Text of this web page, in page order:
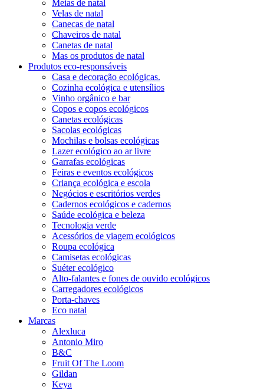
Meias de natal
Velas de natal
Canecas de natal
Chaveiros de natal
Canetas de natal
Mas os produtos de natal
Produtos eco-responsáveis
Casa e decoração ecológicas.
Cozinha ecológica e utensílios
Vinho orgânico e bar
Copos e copos ecológicos
Canetas ecológicas
Sacolas ecológicas
Mochilas e bolsas ecológicas
Lazer ecológico ao ar livre
Garrafas ecológicas
Feiras e eventos ecológicos
Criança ecológica e escola
Negócios e escritórios verdes
Cadernos ecológicos e cadernos
Saúde ecológica e beleza
Tecnologia verde
Acessórios de viagem ecológicos
Roupa ecológica
Camisetas ecológicas
Suéter ecológico
Alto-falantes e fones de ouvido ecológicos
Carregadores ecológicos
Porta-chaves
Eco natal
Marcas
Alexluca
Antonio Miro
B&C
Fruit Of The Loom
Gildan
Keya